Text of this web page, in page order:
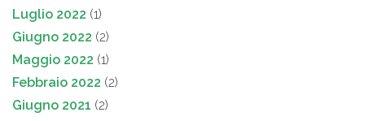
Luglio 2022 (1)
Giugno 2022 (2)
Maggio 2022 (1)
Febbraio 2022 (2)
Giugno 2021 (2)